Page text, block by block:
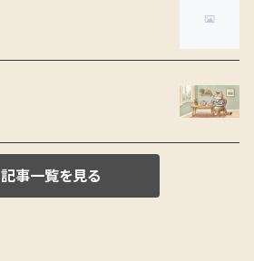
記事一覧を見る